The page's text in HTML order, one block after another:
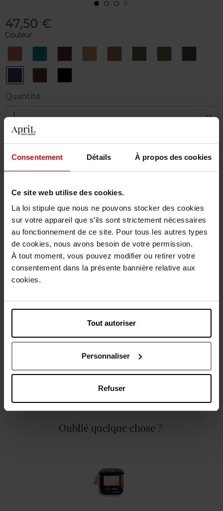
Consentement Détails À propos des cookies
Ce site web utilise des cookies.
La loi stipule que nous ne pouvons stocker des cookies
sur votre appareil que s’ils sont strictement nécessaires
au fonctionnement de ce site. Pour tous les autres types
de cookies, nous avons besoin de votre permission.
À tout moment, vous pouvez modifier ou retirer votre
consentement dans la présente bannière relative aux
cookies.
Tout autoriser
Personnaliser
Refuser
47,50 €
Couleur
CopperEmeraldBlack
Rose
Pearl TopazeBronzeKhaki
Steel
MarineHavanaBlack
Quantité
1
Livraison
En stock
Livraison gratuite à partir de 50€
Retour gratuit dans votre magasin
Description
Avis client
Oublié quelque chose ?